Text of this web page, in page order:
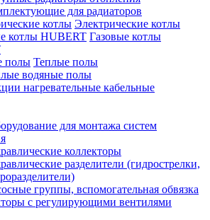
для радиаторов
Электрические котлы
Газовые котлы
Теплые полы
водяные полы
нагревательные кабельные
для монтажа систем
коллекторы
разделители (гидрострелки,
группы, вспомогательная обвязка